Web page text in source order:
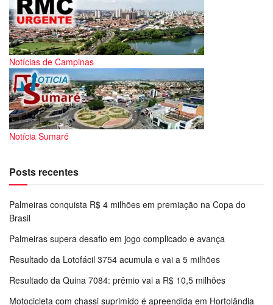
Notícias de Campinas
Notícia Sumaré
Posts recentes
Palmeiras conquista R$ 4 milhões em premiação na Copa do
Brasil
Palmeiras supera desafio em jogo complicado e avança
Resultado da Lotofácil 3754 acumula e vai a 5 milhões
Resultado da Quina 7084: prêmio vai a R$ 10,5 milhões
Motocicleta com chassi suprimido é apreendida em Hortolândia